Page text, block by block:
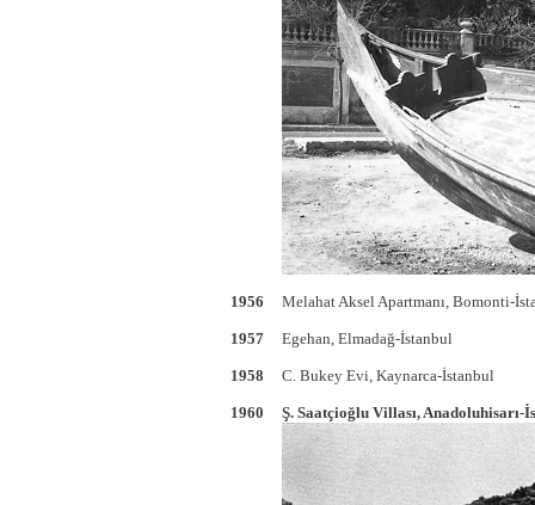
1956 Melahat Aksel Apartmanı, Bomonti-
1957 Egehan, Elmadağ-İstanbul
1958 C. Bukey Evi, Kaynarca-İstanbul
1960 Ş. Saatçioğlu Villası, Anadoluhisarı-